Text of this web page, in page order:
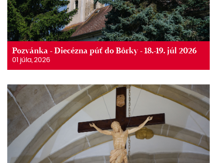
Pozvánka - Diecézna púť do Bôrky - 18.-19. júl 2026
01 júla, 2026